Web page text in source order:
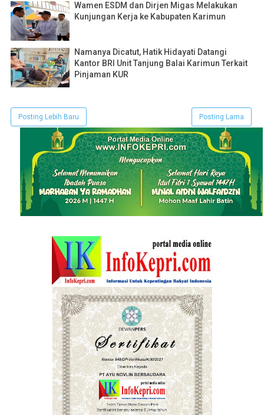
Wamen ESDM dan Dirjen Migas Melakukan
Kunjungan Kerja ke Kabupaten Karimun
Namanya Dicatut, Hatik Hidayati Datangi
Kantor BRI Unit Tanjung Balai Karimun Terkait
Pinjaman KUR
Posting Lebih Baru Posting Lama